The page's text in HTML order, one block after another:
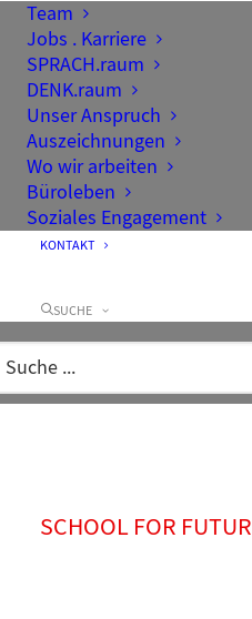
Team
Jobs . Karriere
SPRACH.raum
DENK.raum
Unser Anspruch
Auszeichnungen
Wo wir arbeiten
Büroleben
Soziales Engagement
KONTAKT
SUCHE
SCHOOL FOR